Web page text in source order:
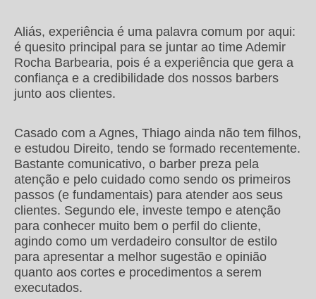
Aliás, experiência é uma palavra comum por aqui:
é quesito principal para se juntar ao time Ademir
Rocha Barbearia, pois é a experiência que gera a
confiança e a credibilidade dos nossos barbers
junto aos clientes.
Casado com a Agnes, Thiago ainda não tem filhos,
e estudou Direito, tendo se formado recentemente.
Bastante comunicativo, o barber preza pela
atenção e pelo cuidado como sendo os primeiros
passos (e fundamentais) para atender aos seus
clientes. Segundo ele, investe tempo e atenção
para conhecer muito bem o perfil do cliente,
agindo como um verdadeiro consultor de estilo
para apresentar a melhor sugestão e opinião
quanto aos cortes e procedimentos a serem
executados.